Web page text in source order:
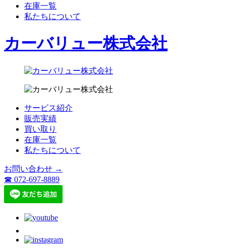
在庫一覧
私たちについて
カーバリュー株式会社
サービス紹介
販売実績
買い取り
在庫一覧
私たちについて
お問い合わせ →
☎ 072-697-8889